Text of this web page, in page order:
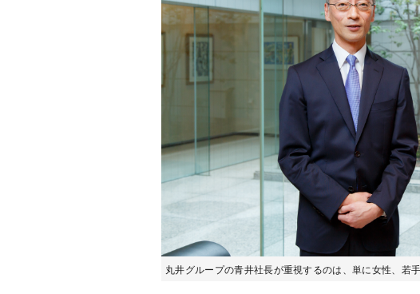
丸井グループの青井社長が重視するのは、単に女性、若